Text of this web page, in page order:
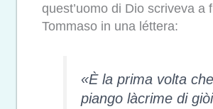
quest’uomo di Dio scriveva a
Tommaso in una léttera:
«È la prima volta che
piango làcrime di